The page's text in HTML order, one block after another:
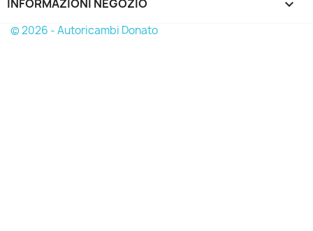
INFORMAZIONI NEGOZIO keyboard_arrow_down
© 2026 - Autoricambi Donato